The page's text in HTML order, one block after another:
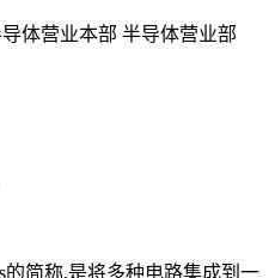
体营业本部 半导体营业部
的简称,是将多种电路集成到一